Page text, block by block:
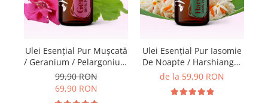
Ulei Esențial Pur Muşcată
/ Geranium / Pelargonium
Graveolens 15ml -
Aromaterapie Sigura |
99,90 RON
69,90 RON
Ulei Esențial Pur Iasomie
De Noapte / Harshiangar
/ Nyctanthes Arbortristis
Aromaterapie Sigura |
de la 59,90 RON